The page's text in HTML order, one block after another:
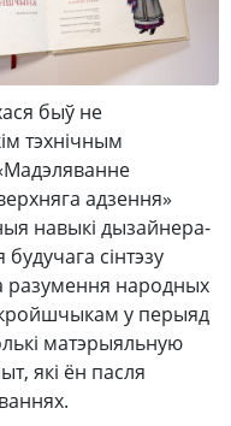
быў не
тэхнічным
адзення»
навыкі дызайнера-
сінтэзу
разумення народных
у перыяд
матэрыяльную
які ён пасля